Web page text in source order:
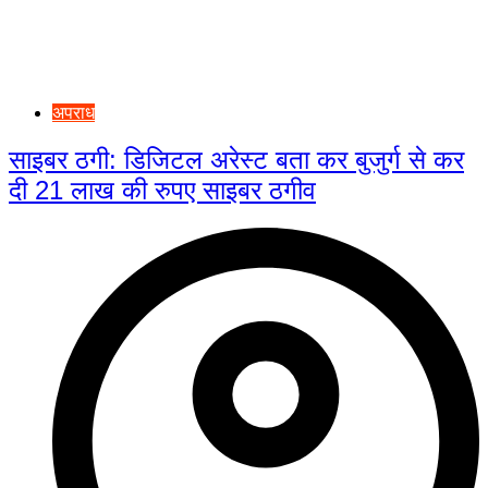
अपराध
साइबर ठगी: डिजिटल अरेस्ट बता कर बुजुर्ग से कर
दी 21 लाख की रुपए साइबर ठगीव